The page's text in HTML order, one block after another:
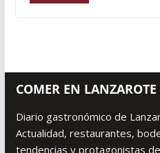
COMER EN LANZAROTE
Diario gastronómico de
Actualidad, restaurantes,
tendencias y protagonistas